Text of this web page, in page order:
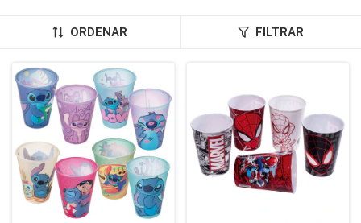
ORDENAR FILTRAR